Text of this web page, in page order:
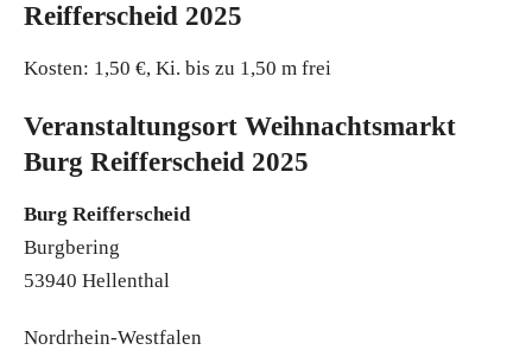
Reifferscheid 2025
Kosten: 1,50 €, Ki. bis zu 1,50 m frei
Veranstaltungsort Weihnachtsmarkt
Burg Reifferscheid 2025
Burg Reifferscheid
Burgbering
53940 Hellenthal
Nordrhein-Westfalen